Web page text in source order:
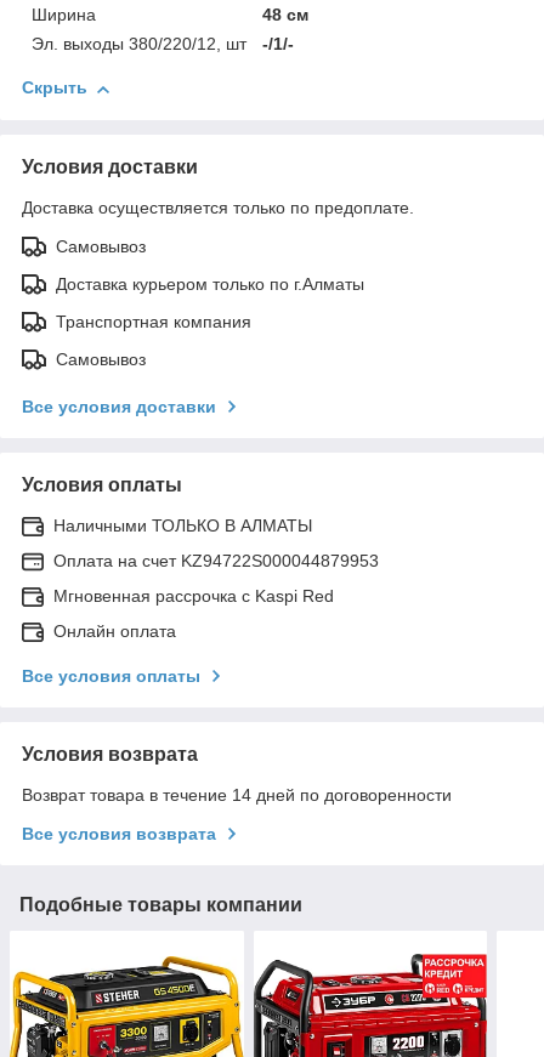
Ширина
48 см
Эл. выходы 380/220/12, шт
-/1/-
Скрыть
Условия доставки
Доставка осуществляется только по предоплате.
Самовывоз
Доставка курьером только по г.Алматы
Транспортная компания
Самовывоз
Все условия доставки
Условия оплаты
Наличными ТОЛЬКО В АЛМАТЫ
Оплата на счет KZ94722S000044879953
Мгновенная рассрочка с Kaspi Red
Онлайн оплата
Все условия оплаты
Условия возврата
Возврат товара в течение 14 дней по договоренности
Все условия возврата
Подобные товары компании